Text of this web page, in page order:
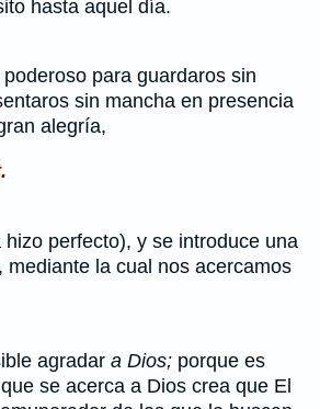
hasta aquel día.
para guardaros sin
sin mancha en presencia
alegría,
hizo perfecto), y se introduce una
mediante la cual nos acercamos
agradar a Dios; porque es
se acerca a Dios crea que El